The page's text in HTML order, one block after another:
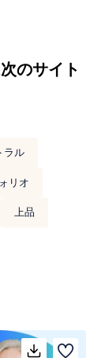
のサイト
ラル
リオ
上品